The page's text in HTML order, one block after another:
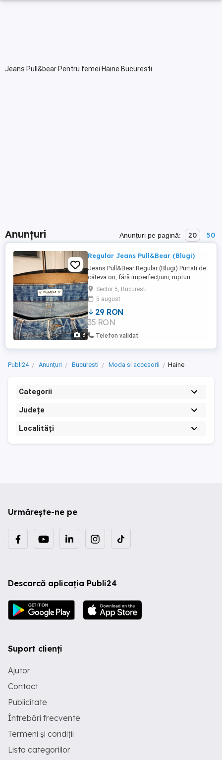
Jeans Pull&bear Pentru femei Haine Bucuresti
Anunțuri Anunțuri pe pagină: 20 50
3
Regular Jeans Pull&Bear (Blugi)
Jeans Pull&Bear Regular (Blugi) Purtati de
câteva ori, fără imperfecțiuni, rupturi.
Culoare: Albastru Denim Mărime: 38 Preț:
29 Lei (Negociabil)
Sector 5, Bucuresti
5 august
29 RON
35 RON
Telefon validat
Publi24 Anunțuri Bucuresti Moda si accesorii Haine
Categorii
Județe
Localități
Urmărește-ne pe
Descarcă aplicația Publi24
Suport clienți
Ajutor
Contact
Publicitate
Întrebări frecvente
Termeni și condiții
Lista categoriilor